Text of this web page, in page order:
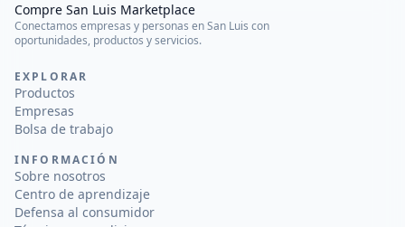
Compre San Luis Marketplace
Conectamos empresas y personas en San Luis con
oportunidades, productos y servicios.
EXPLORAR
Productos
Empresas
Bolsa de trabajo
INFORMACIÓN
Sobre nosotros
Centro de aprendizaje
Defensa al consumidor